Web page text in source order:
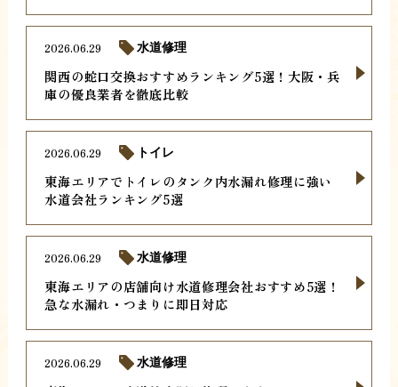
関西の蛇口交換おすすめランキング5選！大阪・兵
庫の優良業者を徹底比較
2026.06.29 水道修理
東海エリアでトイレのタンク内水漏れ修理に強い
水道会社ランキング5選
2026.06.29 トイレ
東海エリアの店舗向け水道修理会社おすすめ5選！
急な水漏れ・つまりに即日対応
2026.06.29 水道修理
2026.06.29 水道修理